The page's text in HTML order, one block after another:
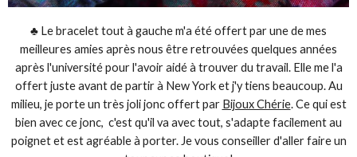
♣ Le bracelet tout à gauche m'a été offert par une de mes
meilleures amies après nous être retrouvées quelques années
après l'université pour l'avoir aidé à trouver du travail. Elle me l'a
offert juste avant de partir à New York et j'y tiens beaucoup. Au
milieu, je porte un très joli jonc offert par Bijoux Chérie. Ce qui est
bien avec ce jonc, c'est qu'il va avec tout, s'adapte facilement au
poignet et est agréable à porter. Je vous conseiller d'aller faire un